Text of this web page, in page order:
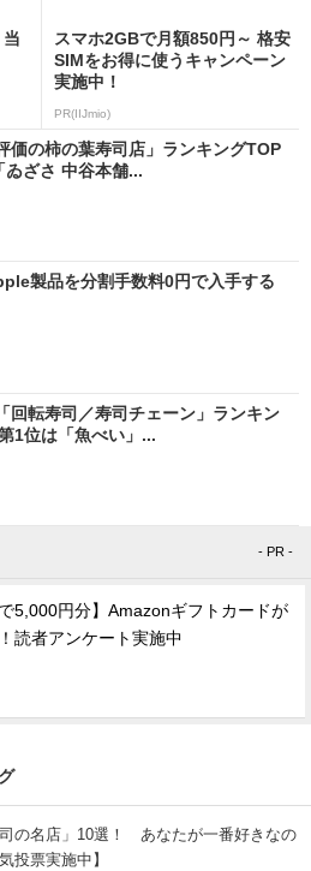
当
スマホ2GBで月額850円～ 格安
SIMをお得に使うキャンペーン
実施中！
PR(IIJmio)
価の柿の葉寿司店」ランキングTOP
ざさ 中谷本舗...
製品を分割手数料0円で入手する
回転寿司／寿司チェーン」ランキン
1位は「魚べい」...
- PR -
で5,000円分】Amazonギフトカードが
読者アンケート実施中
司の名店」10選！ あなたが一番好きなの
投票実施中】